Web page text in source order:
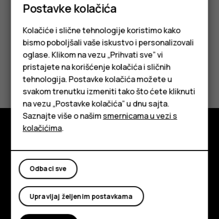
Pametni telefoni
Klasični telefoni
Tableti
kopijai uključite izradu rezervne kopije.
Da li vam je ovo bilo korisno?
Ne
O kompaniji
Planet and people
Podrška
Postavke kolačića
Kolačiće i slične tehnologije koristimo kako
bismo poboljšali vaše iskustvo i personalizovali
oglase. Klikom na vezu „Prihvati sve” vi
pristajete na korišćenje kolačića i sličnih
tehnologija. Postavke kolačića možete u
svakom trenutku izmeniti tako što ćete kliknuti
na vezu „Postavke kolačića” u dnu sajta.
Saznajte više o našimsmernicama u vezi s
kolačićima.
Odbaci sve
Upravljaj željenim postavkama